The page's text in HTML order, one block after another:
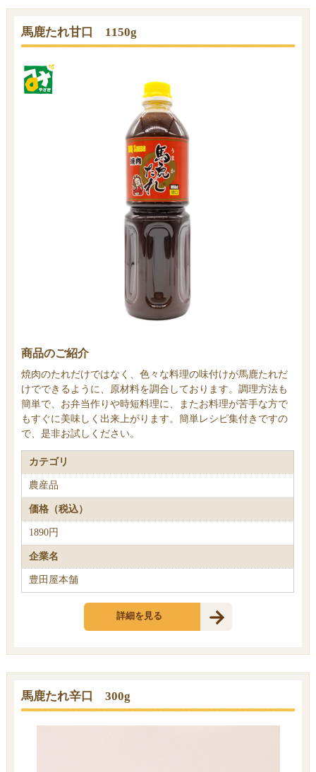
馬鹿たれ甘口 1150g
商品のご紹介
焼肉のたれだけではなく、色々な料理の味付けが馬鹿たれだ
けでできるように、原材料を調合しております。調理方法も
簡単で、お弁当作りや時短料理に、またお料理が苦手な方で
もすぐに美味しく出来上がります。簡単レシピ集付きですの
で、是非お試しください。
カテゴリ
農産品
価格（税込）
1890円
企業名
豊田屋本舗
詳細を見る
馬鹿たれ辛口 300g